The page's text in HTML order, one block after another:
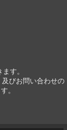
す。
びお問い合わせの
。